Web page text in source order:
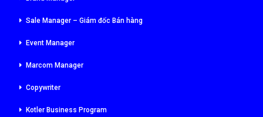
Sale Manager – Giám đốc Bán hàng
Event Manager
Marcom Manager
Copywriter
Kotler Business Program